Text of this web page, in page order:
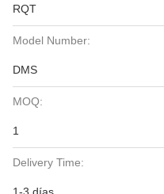
RQT
Model Number:
DMS
MOQ:
1
Delivery Time: